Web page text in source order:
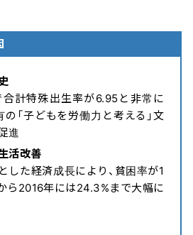
計特殊出生率が6.95と非常に
の「子どもを労働力と考える」文
進
活改善
した経済成長により、貧困率が1
ら2016年には24.3%まで大幅に